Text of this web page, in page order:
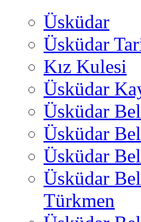
Üsküdar
Üsküdar
Kız Kulesi
Üsküdar
Üsküdar
Üsküdar
Üsküdar
Üsküdar
Türkmen